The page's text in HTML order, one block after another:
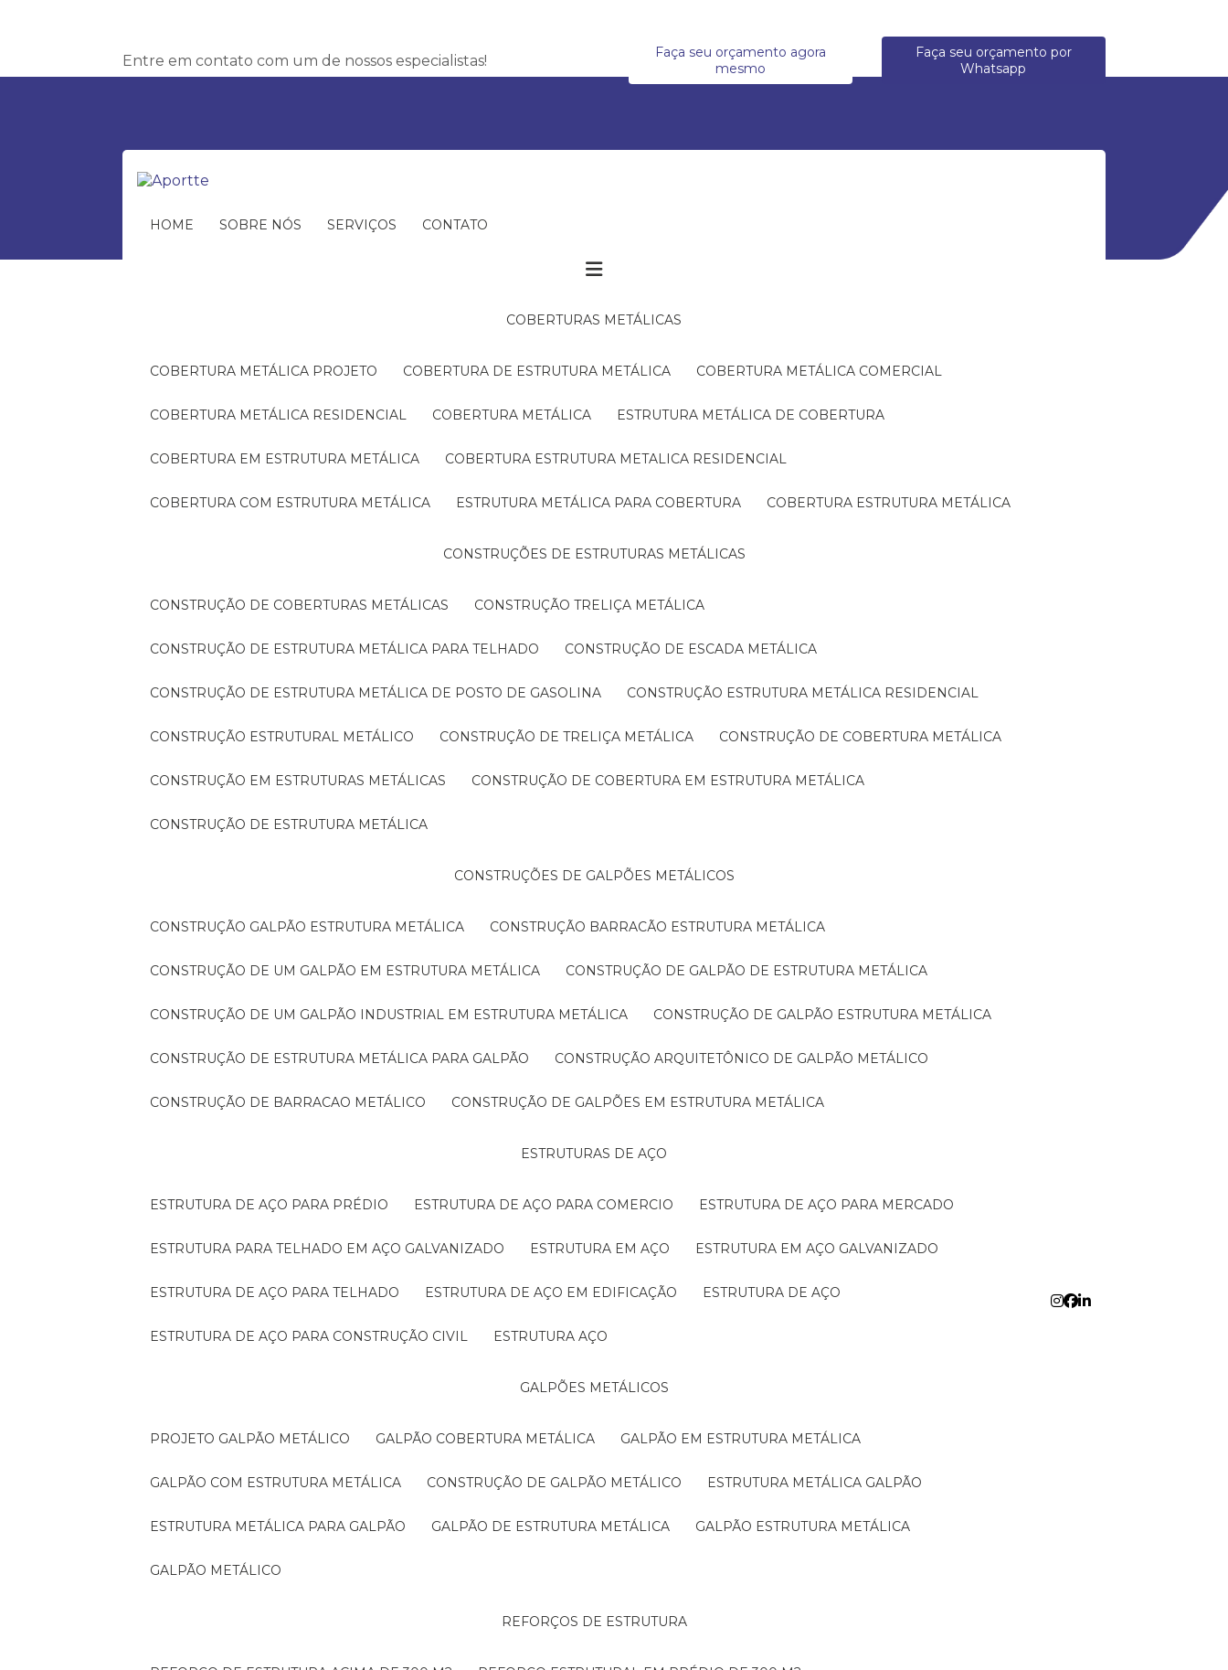
Entre em contato com um de nossos especialistas!
Faça seu orçamento agora
mesmo
Faça seu orçamento por
Whatsapp
HOME SOBRE NÓS SERVIÇOS CONTATO
COBERTURAS METÁLICAS
COBERTURA METÁLICA PROJETO COBERTURA DE ESTRUTURA METÁLICA COBERTURA METÁLICA COMERCIAL
COBERTURA METÁLICA RESIDENCIAL COBERTURA METÁLICA ESTRUTURA METÁLICA DE COBERTURA
COBERTURA EM ESTRUTURA METÁLICA COBERTURA ESTRUTURA METALICA RESIDENCIAL
COBERTURA COM ESTRUTURA METÁLICA ESTRUTURA METÁLICA PARA COBERTURA COBERTURA ESTRUTURA METÁLICA
CONSTRUÇÕES DE ESTRUTURAS METÁLICAS
CONSTRUÇÃO DE COBERTURAS METÁLICAS CONSTRUÇÃO TRELIÇA METÁLICA
CONSTRUÇÃO DE ESTRUTURA METÁLICA PARA TELHADO CONSTRUÇÃO DE ESCADA METÁLICA
CONSTRUÇÃO DE ESTRUTURA METÁLICA DE POSTO DE GASOLINA CONSTRUÇÃO ESTRUTURA METÁLICA RESIDENCIAL
CONSTRUÇÃO ESTRUTURAL METÁLICO CONSTRUÇÃO DE TRELIÇA METÁLICA CONSTRUÇÃO DE COBERTURA METÁLICA
CONSTRUÇÃO EM ESTRUTURAS METÁLICAS CONSTRUÇÃO DE COBERTURA EM ESTRUTURA METÁLICA
CONSTRUÇÃO DE ESTRUTURA METÁLICA
CONSTRUÇÕES DE GALPÕES METÁLICOS
CONSTRUÇÃO GALPÃO ESTRUTURA METÁLICA CONSTRUÇÃO BARRACÃO ESTRUTURA METÁLICA
CONSTRUÇÃO DE UM GALPÃO EM ESTRUTURA METÁLICA CONSTRUÇÃO DE GALPÃO DE ESTRUTURA METÁLICA
CONSTRUÇÃO DE UM GALPÃO INDUSTRIAL EM ESTRUTURA METÁLICA CONSTRUÇÃO DE GALPÃO ESTRUTURA METÁLICA
CONSTRUÇÃO DE ESTRUTURA METÁLICA PARA GALPÃO CONSTRUÇÃO ARQUITETÔNICO DE GALPÃO METÁLICO
CONSTRUÇÃO DE BARRACAO METÁLICO CONSTRUÇÃO DE GALPÕES EM ESTRUTURA METÁLICA
ESTRUTURAS DE AÇO
ESTRUTURA DE AÇO PARA PRÉDIO ESTRUTURA DE AÇO PARA COMERCIO ESTRUTURA DE AÇO PARA MERCADO
ESTRUTURA PARA TELHADO EM AÇO GALVANIZADO ESTRUTURA EM AÇO ESTRUTURA EM AÇO GALVANIZADO
ESTRUTURA DE AÇO PARA TELHADO ESTRUTURA DE AÇO EM EDIFICAÇÃO ESTRUTURA DE AÇO
ESTRUTURA DE AÇO PARA CONSTRUÇÃO CIVIL ESTRUTURA AÇO
GALPÕES METÁLICOS
PROJETO GALPÃO METÁLICO GALPÃO COBERTURA METÁLICA GALPÃO EM ESTRUTURA METÁLICA
GALPÃO COM ESTRUTURA METÁLICA CONSTRUÇÃO DE GALPÃO METÁLICO ESTRUTURA METÁLICA GALPÃO
ESTRUTURA METÁLICA PARA GALPÃO GALPÃO DE ESTRUTURA METÁLICA GALPÃO ESTRUTURA METÁLICA
GALPÃO METÁLICO
REFORÇOS DE ESTRUTURA